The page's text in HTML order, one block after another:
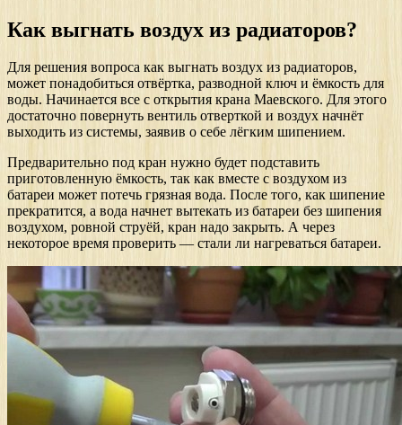
Как выгнать воздух из радиаторов?
Для решения вопроса как выгнать воздух из радиаторов,
может понадобиться отвёртка, разводной ключ и ёмкость для
воды. Начинается все с открытия крана Маевского. Для этого
достаточно повернуть вентиль отверткой и воздух начнёт
выходить из системы, заявив о себе лёгким шипением.
Предварительно под кран нужно будет подставить
приготовленную ёмкость, так как вместе с воздухом из
батареи может потечь грязная вода. После того, как шипение
прекратится, а вода начнет вытекать из батареи без шипения
воздухом, ровной струёй, кран надо закрыть. А через
некоторое время проверить — стали ли нагреваться батареи.